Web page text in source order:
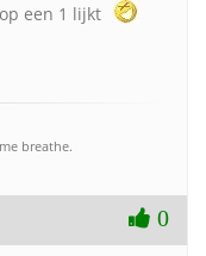
een 1 lijkt
breathe.
0